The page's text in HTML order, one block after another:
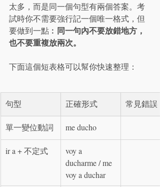
太多，而是同一個句型有兩個答案。考
試時你不需要強行記一個唯一格式，但
要做到一點︰ 同一句內不要放錯地方，
也不要重複放兩次。
下面這個短表格可以幫你快速整理：
句型 正確形式 常見錯誤
單一變位動詞 me ducho
ir a + 不定式
voy a
ducharme / me
voy a duchar